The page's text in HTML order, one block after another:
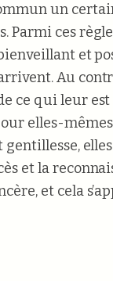
un
ces
et
Au
ce qui leur est
elles-
et la
et cela